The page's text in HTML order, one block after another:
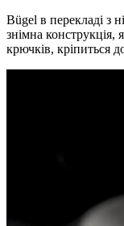
Bügel в перекладі з
знімна конструкція,
крючків, кріпиться